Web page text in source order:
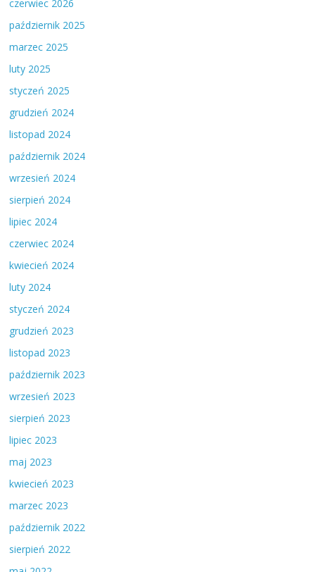
czerwiec 2026
październik 2025
marzec 2025
luty 2025
styczeń 2025
grudzień 2024
listopad 2024
październik 2024
wrzesień 2024
sierpień 2024
lipiec 2024
czerwiec 2024
kwiecień 2024
luty 2024
styczeń 2024
grudzień 2023
listopad 2023
październik 2023
wrzesień 2023
sierpień 2023
lipiec 2023
maj 2023
kwiecień 2023
marzec 2023
październik 2022
sierpień 2022